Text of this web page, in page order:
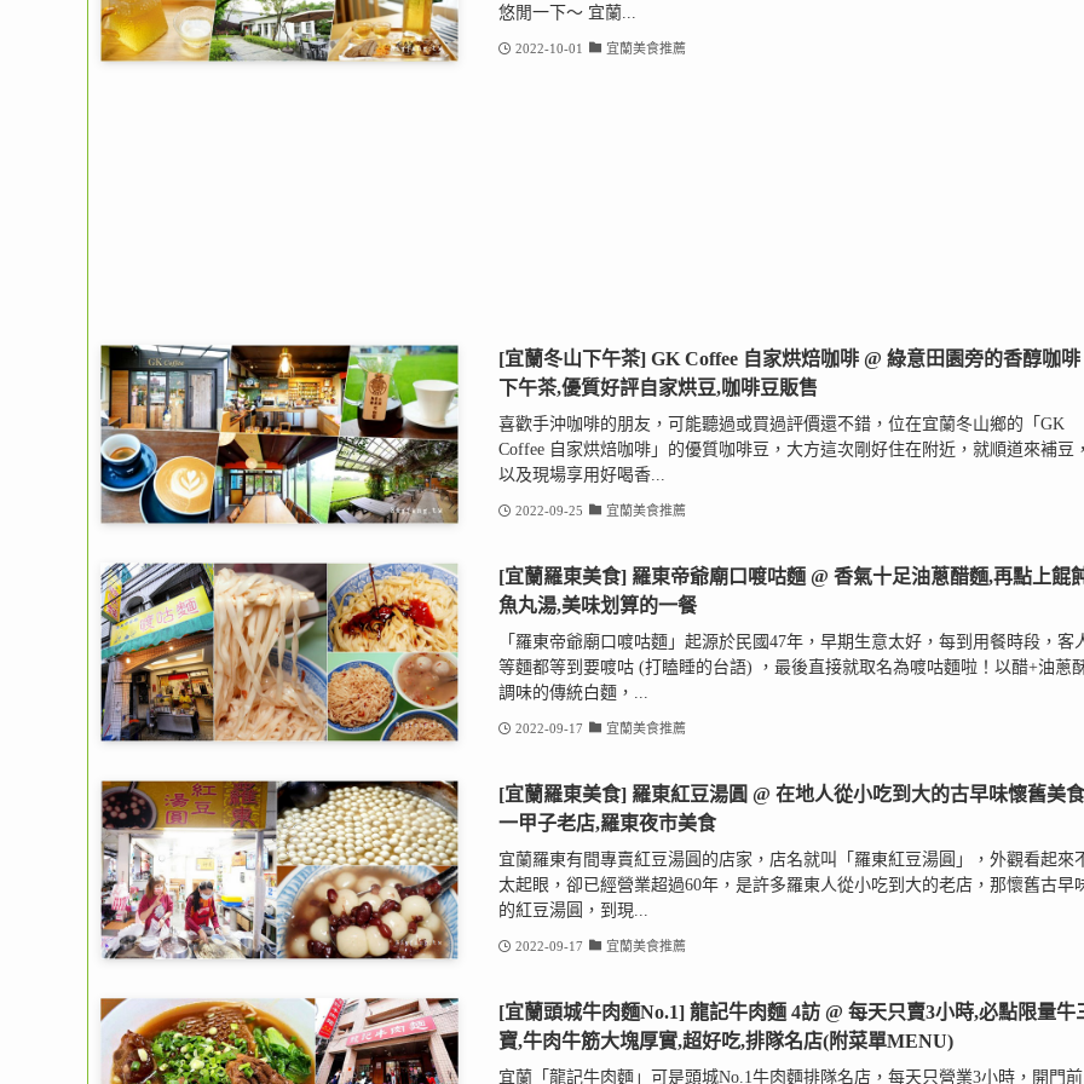
悠閒一下～ 宜蘭...
2022-10-01 宜蘭美食推薦
[宜蘭冬山下午茶] GK Coffee 自家烘焙咖啡 @ 綠意田園旁的香醇咖啡
下午茶,優質好評自家烘豆,咖啡豆販售
喜歡手沖咖啡的朋友，可能聽過或買過評價還不錯，位在宜蘭冬山鄉的「GK
Coffee 自家烘焙咖啡」的優質咖啡豆，大方這次剛好住在附近，就順道來補豆
以及現場享用好喝香...
2022-09-25 宜蘭美食推薦
[宜蘭羅東美食] 羅東帝爺廟口喥咕麵 @ 香氣十足油蔥醋麵,再點上餛
魚丸湯,美味划算的一餐
「羅東帝爺廟口喥咕麵」起源於民國47年，早期生意太好，每到用餐時段，客
等麵都等到要喥咕 (打瞌睡的台語) ，最後直接就取名為喥咕麵啦！以醋+油蔥
調味的傳統白麵，...
2022-09-17 宜蘭美食推薦
[宜蘭羅東美食] 羅東紅豆湯圓 @ 在地人從小吃到大的古早味懷舊美
一甲子老店,羅東夜市美食
宜蘭羅東有間專賣紅豆湯圓的店家，店名就叫「羅東紅豆湯圓」，外觀看起來
太起眼，卻已經營業超過60年，是許多羅東人從小吃到大的老店，那懷舊古早
的紅豆湯圓，到現...
2022-09-17 宜蘭美食推薦
[宜蘭頭城牛肉麵No.1] 龍記牛肉麵 4訪 @ 每天只賣3小時,必點限量牛
寶,牛肉牛筋大塊厚實,超好吃,排隊名店(附菜單MENU)
宜蘭「龍記牛肉麵」可是頭城No.1牛肉麵排隊名店，每天只營業3小時，開門前